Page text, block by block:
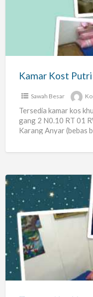
Sawah Besar
Tersedia kamar kos
gang 2 N0.10 RT 01
Karang Anyar (bebas
Tempat
Kos
Yang
Strategi